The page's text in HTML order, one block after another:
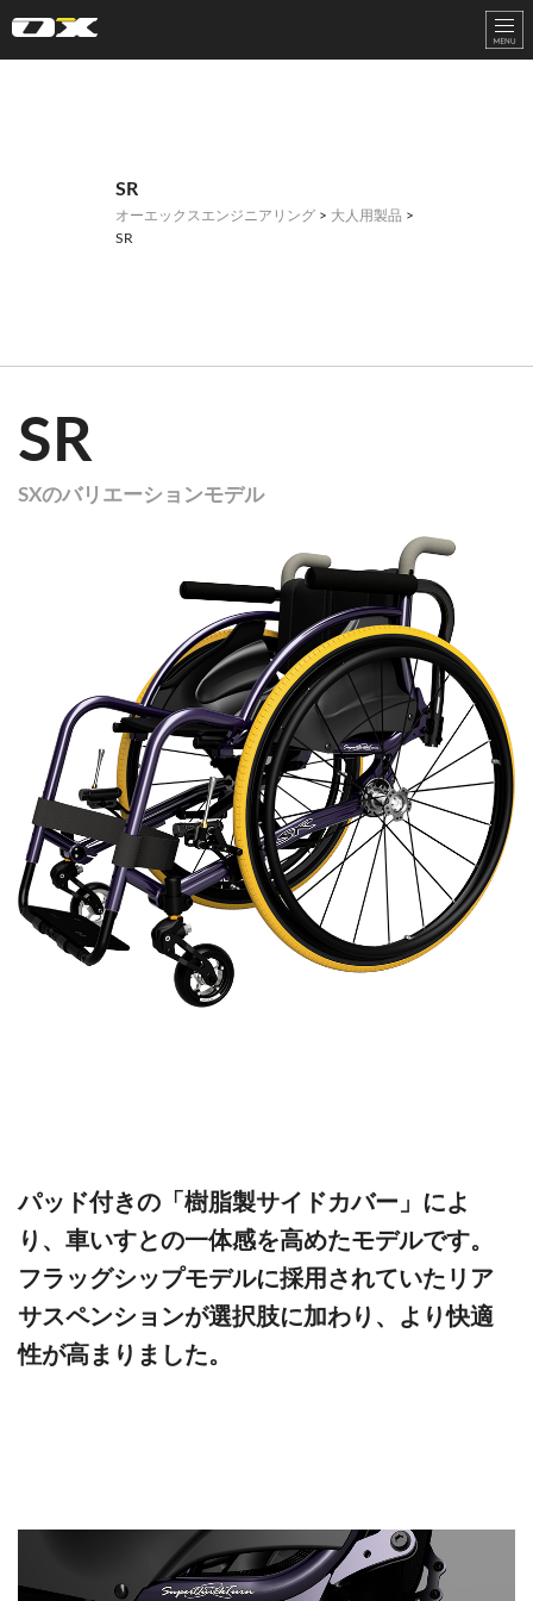
SR
オーエックスエンジニアリング > 大人用製品 >
SR
SR
SXのバリエーションモデル
パッド付きの「樹脂製サイドカバー」によ
り、車いすとの一体感を高めたモデルです。
フラッグシップモデルに採用されていたリア
サスペンションが選択肢に加わり、より快適
性が高まりました。